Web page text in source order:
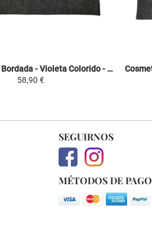
Cosmetiquera Bordada - Violeta Colorido - Fashion Inca
58,90 €
SEGUIRNOS
MÉTODOS DE PAGO